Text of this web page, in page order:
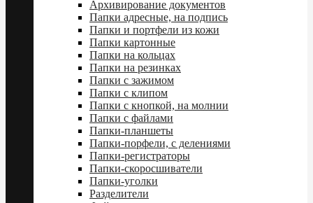
Архивирование документов
Папки адресные, на подпись
Папки и портфели из кожи
Папки картонные
Папки на кольцах
Папки на резинках
Папки с зажимом
Папки с клипом
Папки с кнопкой, на молнии
Папки с файлами
Папки-планшеты
Папки-порфели, с делениями
Папки-регистраторы
Папки-скоросшиватели
Папки-уголки
Разделители